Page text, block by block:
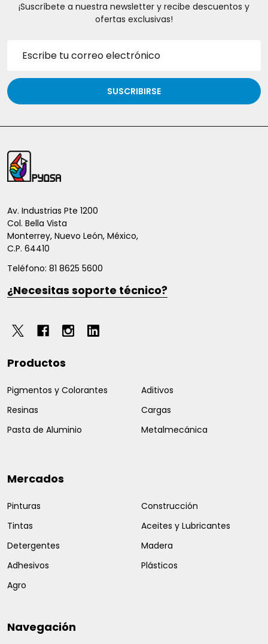
¡Suscríbete a nuestra newsletter y recibe descuentos y
ofertas exclusivas!
correo
electrónico
SUSCRIBIRSE
Inicio
del
de
página
Av. Industrias Pte 1200
Col. Bella Vista
Monterrey, Nuevo León, México,
C.P. 64410
Teléfono: 81 8625 5600
¿Necesitas soporte técnico?
Productos
Pigmentos y Colorantes
Resinas
Pasta de Aluminio
Aditivos
Cargas
Metalmecánica
Mercados
Pinturas
Tintas
Detergentes
Adhesivos
Agro
Construcción
Aceites y Lubricantes
Madera
Plásticos
Navegación